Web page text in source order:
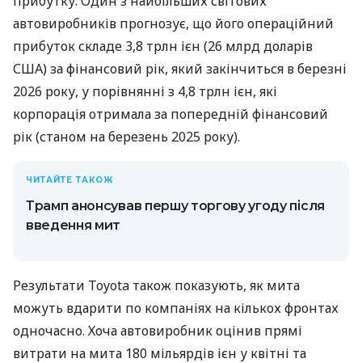
автовиробників прогнозує, що його операційний
прибуток складе 3,8 трлн ієн (26 млрд доларів
США) за фінансовий рік, який закінчиться в березні
2026 року, у порівнянні з 4,8 трлн ієн, які
корпорація отримала за попередній фінансовий
рік (станом на березень 2025 року).
ЧИТАЙТЕ ТАКОЖ
Трамп анонсував першу торгову угоду після
введення мит
Результати Toyota також показують, як мита
можуть вдарити по компаніях на кількох фронтах
одночасно. Хоча автовиробник оцінив прямі
витрати на мита 180 мільярдів ієн у квітні та